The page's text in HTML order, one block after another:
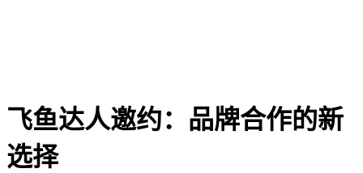
飞鱼达人邀约：品牌合作的新
选择